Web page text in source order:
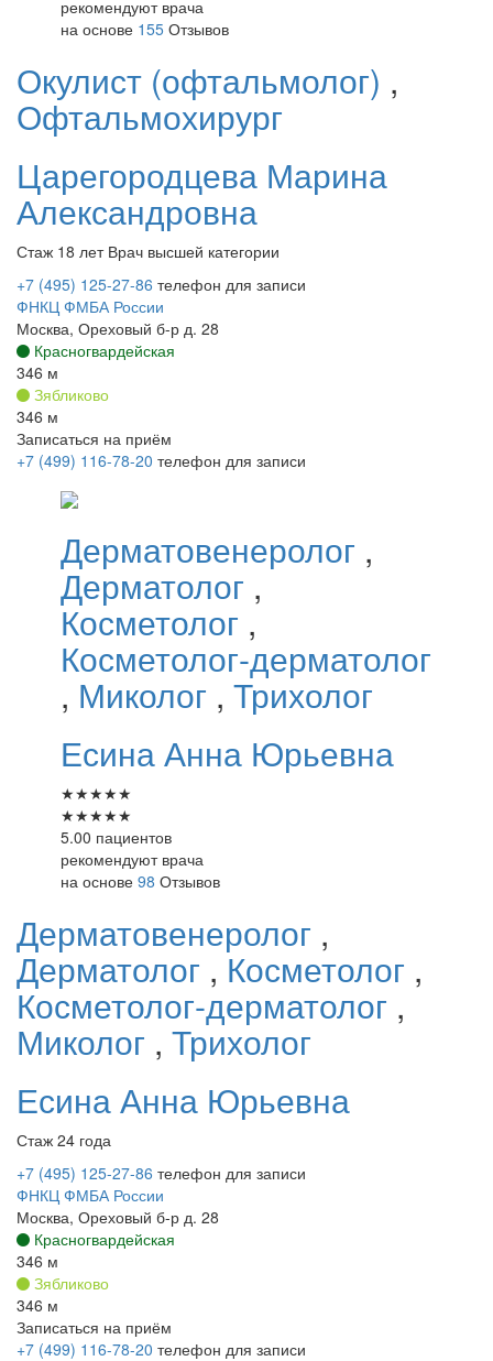
рекомендуют врача
на основе 155 Отзывов
Окулист (офтальмолог) ,
Офтальмохирург
Царегородцева Марина
Александровна
Стаж 18 лет Врач высшей категории
+7 (495) 125-27-86 телефон для записи
ФНКЦ ФМБА России
Москва, Ореховый б-р д. 28
Красногвардейская
346 м
Зябликово
346 м
Записаться на приём
+7 (499) 116-78-20 телефон для записи
Дерматовенеролог ,
Дерматолог ,
Косметолог ,
Косметолог-дерматолог
, Миколог , Трихолог
ЕсинаАнна Юрьевна
★★★★★
★★★★★
5.00 пациентов
рекомендуют врача
на основе 98 Отзывов
Дерматовенеролог ,
Дерматолог , Косметолог ,
Косметолог-дерматолог ,
Миколог , Трихолог
ЕсинаАнна Юрьевна
Стаж 24 года
+7 (495) 125-27-86 телефон для записи
ФНКЦ ФМБА России
Москва, Ореховый б-р д. 28
Красногвардейская
346 м
Зябликово
346 м
Записаться на приём
+7 (499) 116-78-20 телефон для записи